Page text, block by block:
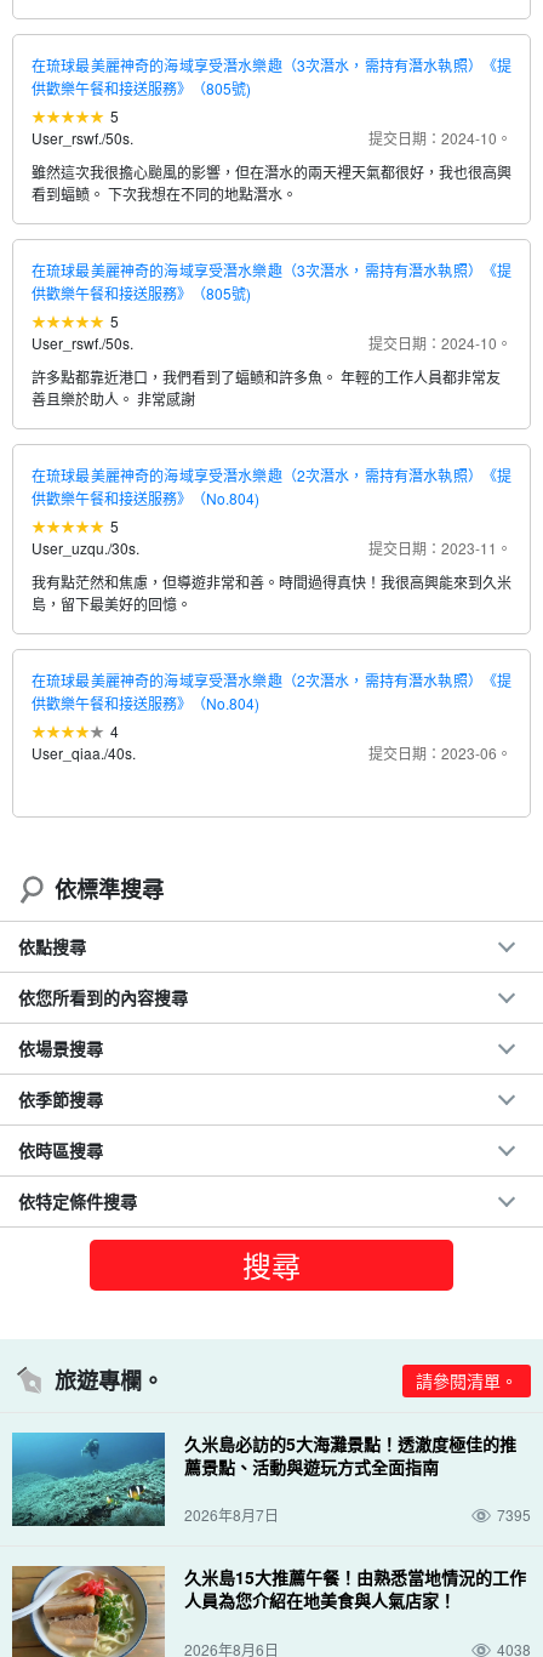
在琉球最美麗神奇的海域享受潛水樂趣（3次潛水，需持有潛水執照）《提
供歡樂午餐和接送服務》（805號)
5
User_rswf./50s.
提交日期：2024-10。
雖然這次我很擔心颱風的影響，但在潛水的兩天裡天氣都很好，我也很高興
看到蝠鲼。 下次我想在不同的地點潛水。
在琉球最美麗神奇的海域享受潛水樂趣（3次潛水，需持有潛水執照）《提
供歡樂午餐和接送服務》（805號)
5
User_rswf./50s.
提交日期：2024-10。
許多點都靠近港口，我們看到了蝠鲼和許多魚。 年輕的工作人員都非常友
善且樂於助人。 非常感謝
在琉球最美麗神奇的海域享受潛水樂趣（2次潛水，需持有潛水執照）《提
供歡樂午餐和接送服務》（No.804)
5
User_uzqu./30s.
提交日期：2023-11。
我有點茫然和焦慮，但導遊非常和善。時間過得真快！我很高興能來到久米
島，留下最美好的回憶。
在琉球最美麗神奇的海域享受潛水樂趣（2次潛水，需持有潛水執照）《提
供歡樂午餐和接送服務》（No.804)
4
User_qiaa./40s. 提交日期：2023-06。
依標準搜尋
依點搜尋
依您所看到的內容搜尋
依場景搜尋
依季節搜尋
依時區搜尋
依特定條件搜尋
旅遊專欄。 請參閱清單。
久米島必訪的5大海灘景點！透澈度極佳的推
薦景點、活動與遊玩方式全面指南
2026年8月7日 7395
久米島15大推薦午餐！由熟悉當地情況的工作
人員為您介紹在地美食與人氣店家！
2026年8月6日 4038